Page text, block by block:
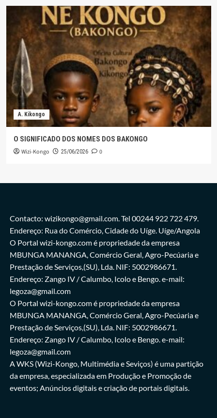
A. Kikongo
O SIGNIFICADO DOS NOMES DOS BAKONGO
Wizi-Kongo 25/06/2026 0
Contacto: wizikongo@gmail.com. Tel 00244 922 722 479.
Endereço: Rua do Comércio, Cidade do Uíge. Uíge/Angola
O Portal wizi-kongo.com é propriedade da empresa
MBUNGA MANANGA, Comércio Geral, Agro-Pecúaria e
Prestação de Serviços,(SU), Lda. NIF: 5002986671.
Endereço: Zango IV / Calumbo, Icolo e Bengo. e-mail:
legoza@gmail.com
O Portal wizi-kongo.com é propriedade da empresa
MBUNGA MANANGA, Comércio Geral, Agro-Pecúaria e
Prestação de Serviços,(SU), Lda. NIF: 5002986671.
Endereço: Zango IV / Calumbo, Icolo e Bengo. e-mail:
legoza@gmail.com
A WKS (Wizi-Kongo, Multimédia e Seviços) é uma partição
da empresa, especializada em Produção e Promoção de
eventos; Anúncios digitais e criação de portais digitais.